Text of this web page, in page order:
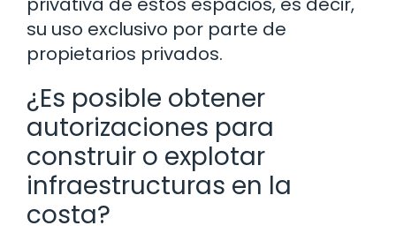
su uso exclusivo por parte de
propietarios privados.
¿Es posible obtener
autorizaciones para
construir o explotar
infraestructuras en la
costa?